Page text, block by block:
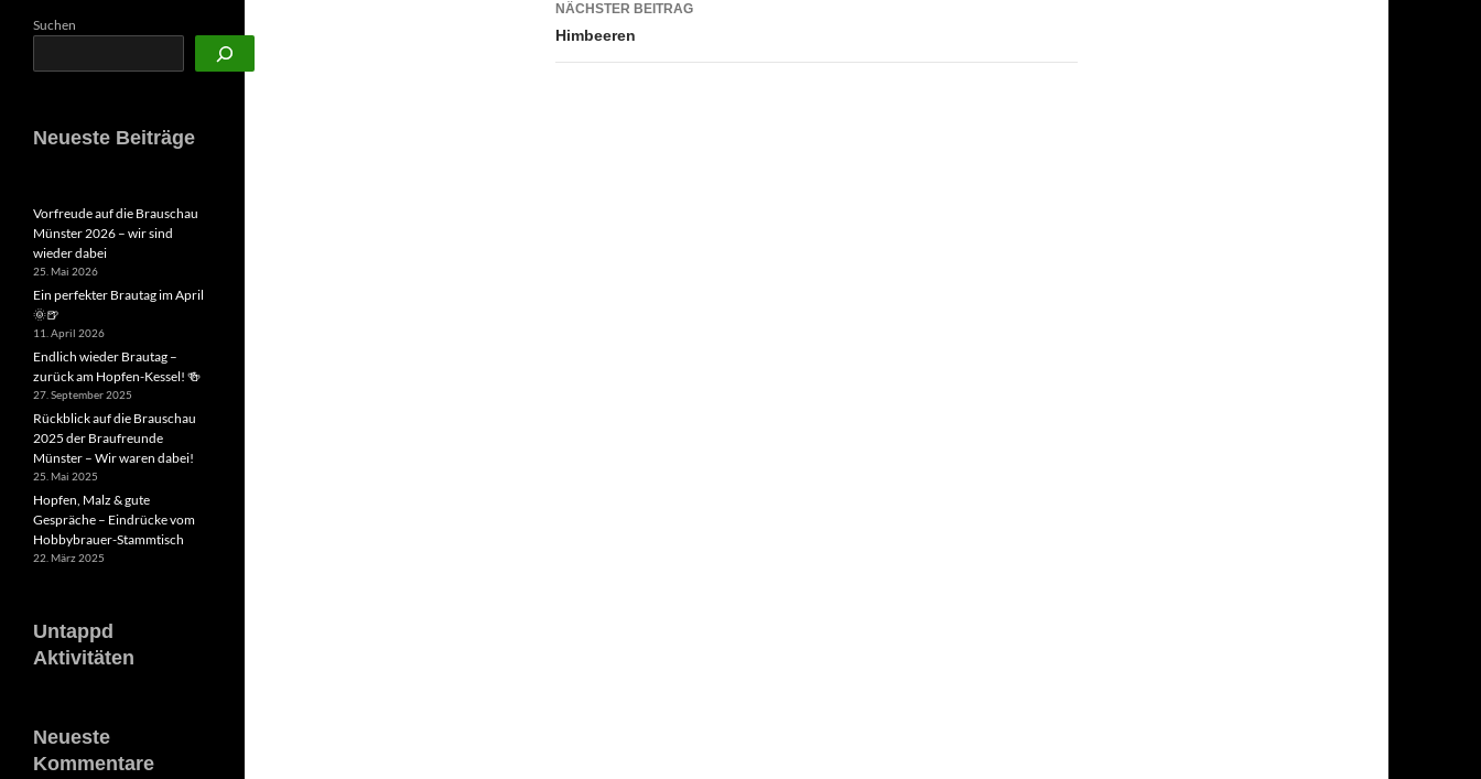
NÄCHSTER BEITRAG
Himbeeren
Suchen
Neueste Beiträge
Vorfreude auf die Brauschau
Münster 2026 – wir sind
wieder dabei
25. Mai 2026
Ein perfekter Brautag im April
🌞🍺
11. April 2026
Endlich wieder Brautag –
zurück am Hopfen-Kessel! 🍻
27. September 2025
Rückblick auf die Brauschau
2025 der Braufreunde
Münster – Wir waren dabei!
25. Mai 2025
Hopfen, Malz & gute
Gespräche – Eindrücke vom
Hobbybrauer-Stammtisch
22. März 2025
Untappd
Aktivitäten
Neueste
Kommentare